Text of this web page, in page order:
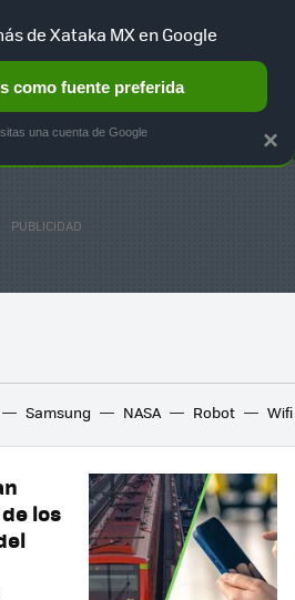
HOME AUTO TERRITORIO
Samsung NASA Robot Wifi
los
×
de Xataka MX en Google
como fuente preferida
una cuenta de Google